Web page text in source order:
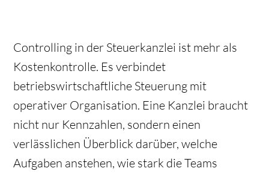
Controlling in der Steuerkanzlei ist mehr als
Kostenkontrolle. Es verbindet
betriebswirtschaftliche Steuerung mit
operativer Organisation. Eine Kanzlei braucht
nicht nur Kennzahlen, sondern einen
verlässlichen Überblick darüber, welche
Aufgaben anstehen, wie stark die Teams